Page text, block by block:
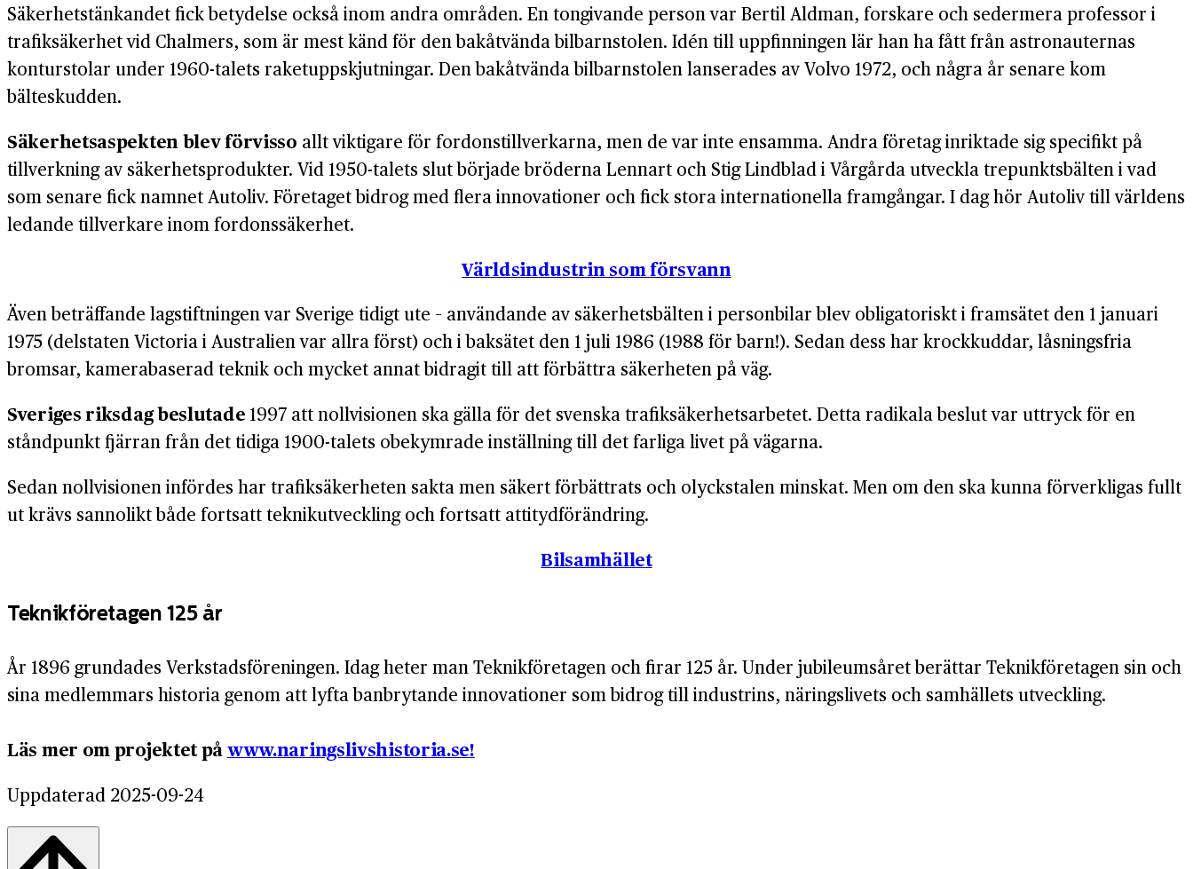
Säkerhetstänkandet fick betydelse också inom andra områden. En tongivande person var Bertil Aldman, forskare och sedermera professor i
trafiksäkerhet vid Chalmers, som är mest känd för den bakåtvända bilbarnstolen. Idén till uppfinningen lär han ha fått från astronauternas
konturstolar under 1960-talets raketuppskjutningar. Den bakåtvända bilbarnstolen lanserades av Volvo 1972, och några år senare kom
bälteskudden.
Säkerhetsaspekten blev förvisso allt viktigare för fordonstillverkarna, men de var inte ensamma. Andra företag inriktade sig specifikt på
tillverkning av säkerhetsprodukter. Vid 1950-talets slut började bröderna Lennart och Stig Lindblad i Vårgårda utveckla trepunktsbälten i vad
som senare fick namnet Autoliv. Företaget bidrog med flera innovationer och fick stora internationella framgångar. I dag hör Autoliv till världens
ledande tillverkare inom fordonssäkerhet.
Världsindustrin som försvann
Även beträffande lagstiftningen var Sverige tidigt ute – användande av säkerhetsbälten i personbilar blev obligatoriskt i framsätet den 1 januari
1975 (delstaten Victoria i Australien var allra först) och i baksätet den 1 juli 1986 (1988 för barn!). Sedan dess har krockkuddar, låsningsfria
bromsar, kamerabaserad teknik och mycket annat bidragit till att förbättra säkerheten på väg.
Sveriges riksdag beslutade 1997 att nollvisionen ska gälla för det svenska trafiksäkerhetsarbetet. Detta radikala beslut var uttryck för en
ståndpunkt fjärran från det tidiga 1900-talets obekymrade inställning till det farliga livet på vägarna.
Sedan nollvisionen infördes har trafiksäkerheten sakta men säkert förbättrats och olyckstalen minskat. Men om den ska kunna förverkligas fullt
ut krävs sannolikt både fortsatt teknikutveckling och fortsatt attitydförändring.
Bilsamhället
Teknikföretagen 125 år
År 1896 grundades Verkstadsföreningen. Idag heter man Teknikföretagen och firar 125 år. Under jubileumsåret berättar Teknikföretagen sin och
sina medlemmars historia genom att lyfta banbrytande innovationer som bidrog till industrins, näringslivets och samhällets utveckling.
Läs mer om projektet påwww.naringslivshistoria.se!
Uppdaterad 2025-09-24